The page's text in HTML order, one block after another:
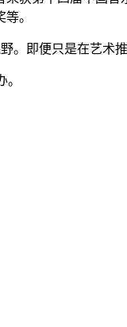
。
即便只是在艺术